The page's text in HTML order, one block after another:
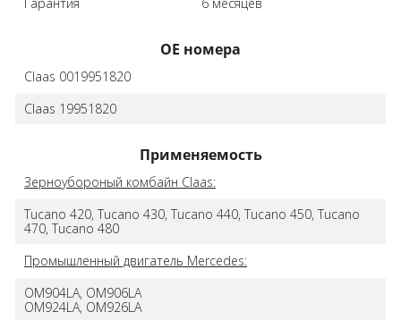
ОЕ номера
Claas 0019951820
Claas 19951820
Применяемость
Зерноубороный комбайн Claas:
Tucano 420, Tucano 430, Tucano 440, Tucano 450, Tucano
470, Tucano 480
Промышленный двигатель Mercedes:
OM904LA, OM906LA
OM924LA, OM926LA